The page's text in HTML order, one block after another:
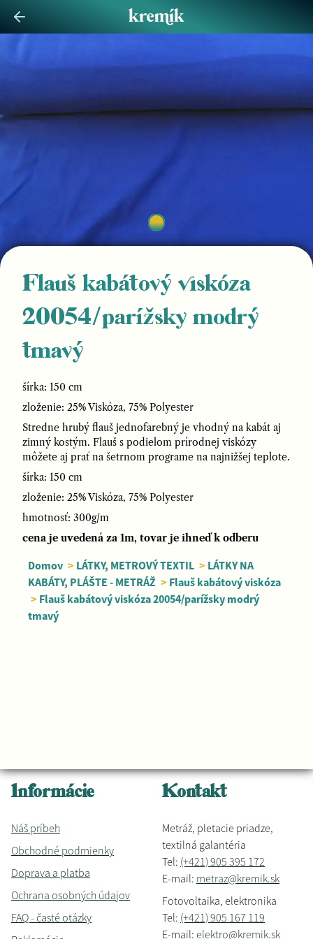
Flauš kabátový viskóza
20054/parížsky modrý
tmavý
šírka: 150 cm
zloženie: 25% Viskóza, 75% Polyester
Stredne hrubý flauš jednofarebný je vhodný na kabát aj
zimný kostým. Flauš s podielom prírodnej viskózy
môžete aj prať na šetrnom programe na najnižšej teplote.
šírka: 150 cm
zloženie: 25% Viskóza, 75% Polyester
hmotnosť: 300g/m
cena je uvedená za 1m, tovar je ihneď k odberu
Domov > LÁTKY, METROVÝ TEXTIL > LÁTKY NA
KABÁTY, PLÁŠTE - METRÁŽ > Flauš kabátový viskóza
> Flauš kabátový viskóza 20054/parížsky modrý
tmavý
Informácie
Náš príbeh
Obchodné podmienky
Doprava a platba
Ochrana osobných údajov
FAQ - časté otázky
Kontakt
Metráž, pletacie priadze,
textilná galantéria
Tel: (+421) 905 395 172
E-mail: metraz@kremik.sk
Fotovoltaika, elektronika
Tel: (+421) 905 167 119
E-mail: elektro@kremik.sk